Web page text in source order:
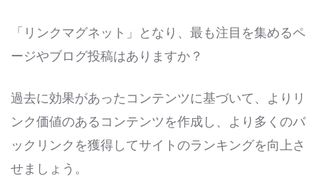
「リンクマグネット」となり、最も注目を集めるペ
ージやブログ投稿はありますか？
過去に効果があったコンテンツに基づいて、よりリ
ンク価値のあるコンテンツを作成し、より多くのバ
ックリンクを獲得してサイトのランキングを向上さ
せましょう。